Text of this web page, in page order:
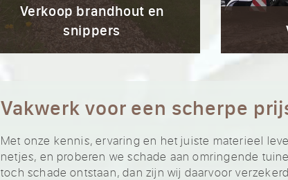
Verkoop brandhout en
snippers
Vakwerk voor een scherpe
Met onze kennis, ervaring en het juiste materieel
netjes, en proberen we schade aan omringende
toch schade ontstaan, dan zijn wij daarvoor